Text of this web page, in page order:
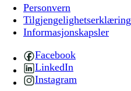
Personvern
Tilgjengelighetserklæring
Informasjonskapsler
Facebook
LinkedIn
Instagram